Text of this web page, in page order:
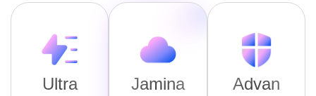
Ultra
Jamina
Advan